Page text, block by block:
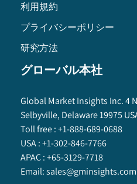
利用規約
プライバシーポリシー
研究方法
グローバル本社
Global Market Insights Inc. 4
Selbyville, Delaware 19975
Toll free :+1-888-689-0688
USA :+1-302-846-7766
APAC :+65-3129-7718
Email:sales@gminsights.com